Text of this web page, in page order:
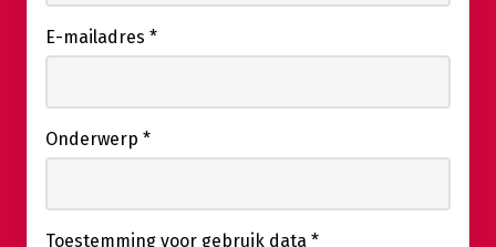
E-mailadres *
Onderwerp *
Toestemming voor gebruik data *